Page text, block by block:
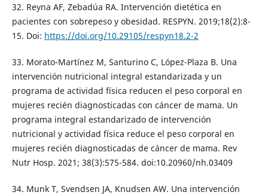
32. Reyna AF, Zebadúa RA. Intervención dietética en
pacientes con sobrepeso y obesidad. RESPYN. 2019;18(2):8-
15. Doi: https://doi.org/10.29105/respyn18.2-2
33. Morato-Martínez M, Santurino C, López-Plaza B. Una
intervención nutricional integral estandarizada y un
programa de actividad física reducen el peso corporal en
mujeres recién diagnosticadas con cáncer de mama. Un
programa integral estandarizado de intervención
nutricional y actividad física reduce el peso corporal en
mujeres recién diagnosticadas de cáncer de mama. Rev
Nutr Hosp. 2021; 38(3):575-584. doi:10.20960/nh.03409
34. Munk T, Svendsen JA, Knudsen AW. Una intervención